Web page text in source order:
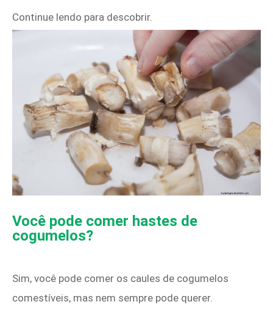
Continue lendo para descobrir.
Você pode comer hastes de
cogumelos?
Sim, você pode comer os caules de cogumelos
comestíveis, mas nem sempre pode querer.